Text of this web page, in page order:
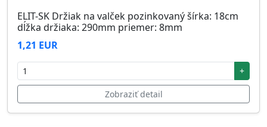
ELIT-SK Držiak na valček pozinkovaný šírka: 18cm
dĺžka držiaka: 290mm priemer: 8mm
1,21 EUR
+
Zobraziť detail